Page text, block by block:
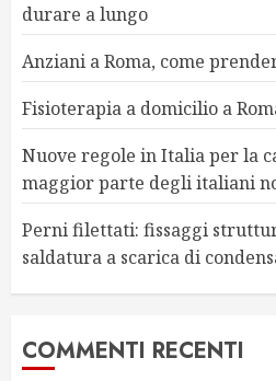
durare a lungo
Anziani a Roma, come
Fisioterapia a domicilio a
Nuove regole in Italia per la
maggior parte degli italiani
Perni filettati: fissaggi
saldatura a scarica di
COMMENTI RECENTI